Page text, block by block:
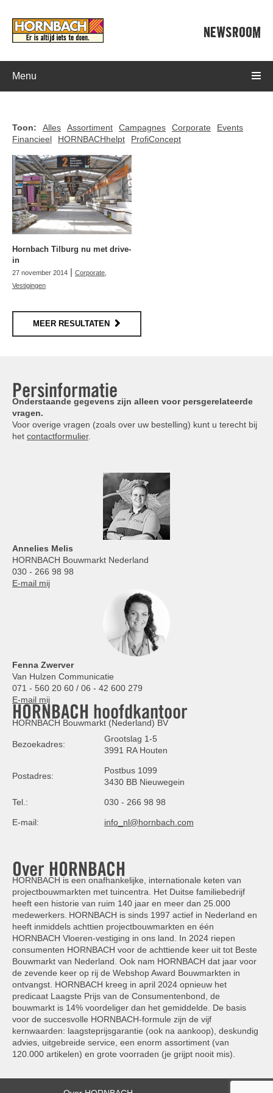
NEWSROOM
Menu
Toon: Alles Assortiment Campagnes Corporate
Events
Financieel
HORNBACHhelpt ProfiConcept
Hornbach Tilburg nu met drive-
in
27 november 2014 | Corporate
Vestigingen
MEER RESULTATEN
Persinformatie
Onderstaande gegevens zijn alleen voor persgerelateerde
vragen.
Voor overige vragen (zoals over uw bestelling) kunt u terecht bij
het contactformulier.
Annelies Melis
HORNBACH Bouwmarkt Nederland
030 - 266 98 98
E-mail mij
Fenna Zwerver
Van Hulzen Communicatie
071 - 560 20 60 / 06 - 42 600 279
E-mail mij
HORNBACH hoofdkantoor
HORNBACH Bouwmarkt (Nederland) BV
Bezoekadres:
Grootslag 1-5
3991 RA Houten
Postadres:
Postbus 1099
3430 BB Nieuwegein
Tel.: 030 - 266 98 98
E-mail: info_nl@hornbach.com
Over HORNBACH
HORNBACH is een onafhankelijke, internationale keten van
projectbouwmarkten met tuincentra. Het Duitse familiebedrijf
heeft een historie van ruim 140 jaar en meer dan 25.000
medewerkers. HORNBACH is sinds 1997 actief in Nederland en
heeft inmiddels achttien projectbouwmarkten en één
HORNBACH Vloeren-vestiging in ons land. In 2024 riepen
consumenten HORNBACH voor de achttiende keer uit tot Beste
Bouwmarkt van Nederland. Ook nam HORNBACH dat jaar voor
de zevende keer op rij de Webshop Award Bouwmarkten in
ontvangst. HORNBACH kreeg in april 2024 opnieuw het
predicaat Laagste Prijs van de Consumentenbond, de
bouwmarkt is 14% voordeliger dan het gemiddelde. De basis
voor de succesvolle HORNBACH-formule zijn de vijf
kernwaarden: laagsteprijsgarantie (ook na aankoop), deskundig
advies, uitgebreide service, een enorm assortiment (van
120.000 artikelen) en grote voorraden (je grijpt nooit mis).